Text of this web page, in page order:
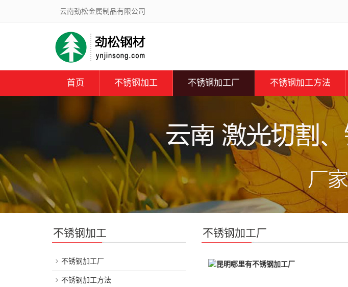
云南劲松金属制品有限公司
首页 不锈钢加工 不锈钢加工厂 不锈钢加工方法
不锈钢加工厂
不锈钢加工
不锈钢加工厂
不锈钢加工方法